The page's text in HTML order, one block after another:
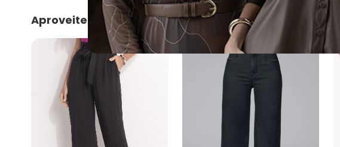
Aproveite e compre junto